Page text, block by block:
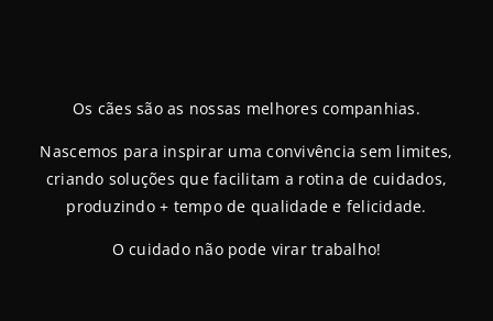
Os cães são as nossas melhores companhias.
Nascemos para inspirar uma convivência sem limites,
criando soluções que facilitam a rotina de cuidados,
produzindo + tempo de qualidade e felicidade.
O cuidado não pode virar trabalho!